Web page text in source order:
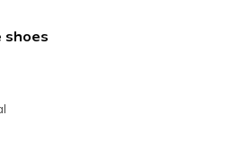
shoes